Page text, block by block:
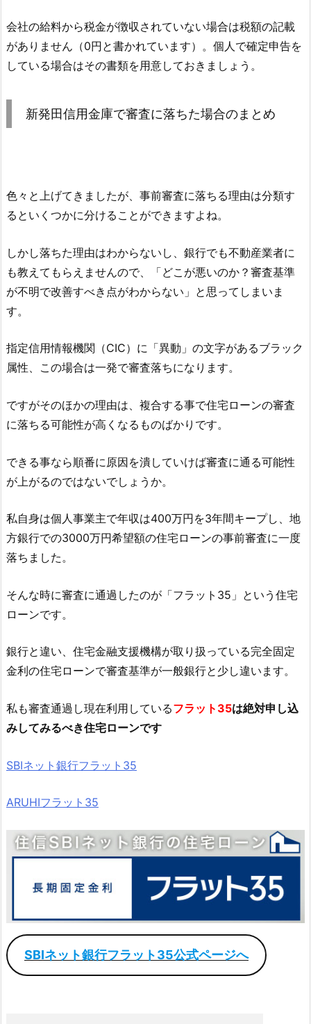
会社の給料から税金が徴収されていない場合は税額の記載
がありません（0円と書かれています）。個人で確定申告を
している場合はその書類を用意しておきましょう。
新発田信用金庫で審査に落ちた場合のまとめ
色々と上げてきましたが、事前審査に落ちる理由は分類す
るといくつかに分けることができますよね。
しかし落ちた理由はわからないし、銀行でも不動産業者に
も教えてもらえませんので、「どこが悪いのか？審査基準
が不明で改善すべき点がわからない」と思ってしまいま
す。
指定信用情報機関（CIC）に「異動」の文字があるブラック
属性、この場合は一発で審査落ちになります。
ですがそのほかの理由は、複合する事で住宅ローンの審査
に落ちる可能性が高くなるものばかりです。
できる事なら順番に原因を潰していけば審査に通る可能性
が上がるのではないでしょうか。
私自身は個人事業主で年収は400万円を3年間キープし、地
方銀行での3000万円希望額の住宅ローンの事前審査に一度
落ちました。
そんな時に審査に通過したのが「フラット35」という住宅
ローンです。
銀行と違い、住宅金融支援機構が取り扱っている完全固定
金利の住宅ローンで審査基準が一般銀行と少し違います。
私も審査通過し現在利用しているフラット35は絶対申し込
みしてみるべき住宅ローンです
SBIネット銀行フラット35
ARUHIフラット35
SBIネット銀行フラット35公式ページへ